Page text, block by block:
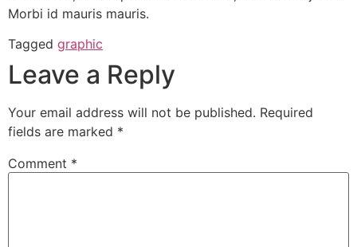
Morbi id mauris mauris.
Tagged graphic
Leave a Reply
Your email address will not be published. Required
fields are marked *
Comment *